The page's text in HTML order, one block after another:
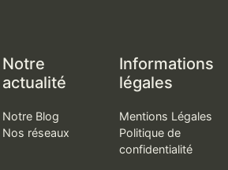
Notre
actualité
Notre Blog
Nos réseaux
Informations
légales
Mentions Légales
Politique de
confidentialité